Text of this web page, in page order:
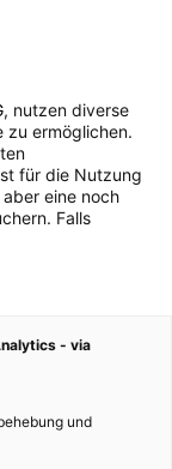
, nutzen diverse
zu ermöglichen.
für die Nutzung
eine noch
Falls
- via
und